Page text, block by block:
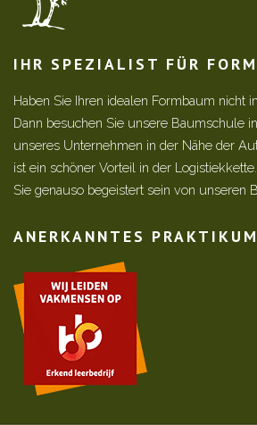
IHR SPEZIALIST FÜR
Haben Sie Ihren idealen Formbaum nicht
Dann besuchen Sie unsere Baumschule
unseres Unternehmen in der Nähe der
ist ein schöner Vorteil in der
Sie genauso begeistert sein von unseren
ANERKANNTES PRAKTIKUM